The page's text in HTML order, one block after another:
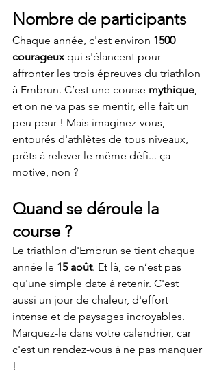
Nombre de participants
Chaque année, c'est environ 1500
courageux qui s'élancent pour
affronter les trois épreuves du triathlon
à Embrun. C’est une course mythique,
et on ne va pas se mentir, elle fait un
peu peur ! Mais imaginez-vous,
entourés d'athlètes de tous niveaux,
prêts à relever le même défi... ça
motive, non ?
Quand se déroule la
course ?
Le triathlon d'Embrun se tient chaque
année le 15 août. Et là, ce n’est pas
qu'une simple date à retenir. C'est
aussi un jour de chaleur, d'effort
intense et de paysages incroyables.
Marquez-le dans votre calendrier, car
c'est un rendez-vous à ne pas manquer
!